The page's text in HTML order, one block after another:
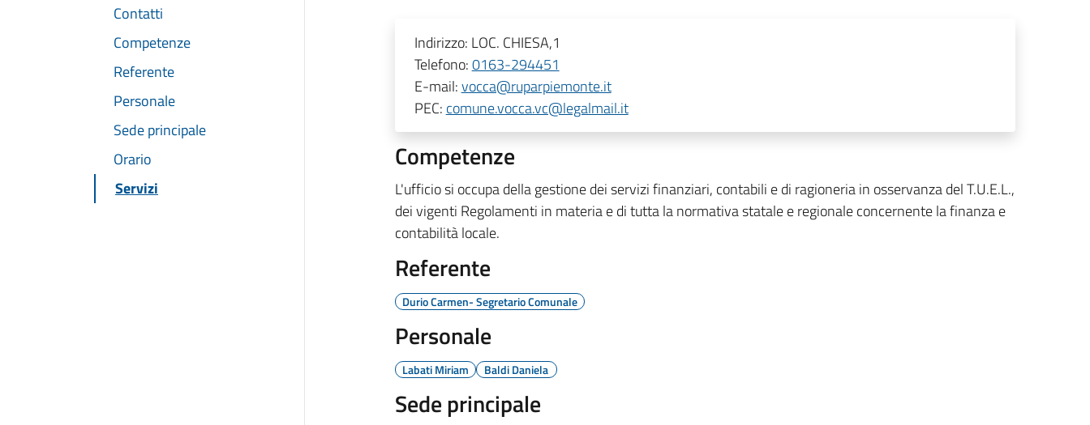
Contatti
Competenze
Referente
Personale
Sede principale
Orario
Servizi
Indirizzo: LOC. CHIESA,1
Telefono:0163-294451
E-mail:vocca@ruparpiemonte.it
PEC: comune.vocca.vc@legalmail.it
Competenze
L'ufficio si occupa della gestione dei servizi finanziari, contabili e di ragioneria in osservanza del T.U.E.L.,
dei vigenti Regolamenti in materia e di tutta la normativa statale e regionale concernente la finanza e
contabilità locale.
Referente
Durio Carmen- Segretario Comunale
Personale
Labati Miriam Baldi Daniela
Sede principale